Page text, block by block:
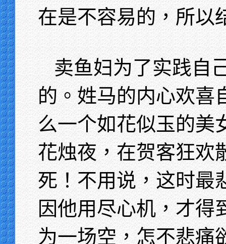
在是不容易的，所以
卖鱼妇为了实践自
的。姓马的内心欢喜
么一个如花似玉的美
花烛夜，在贺客狂欢
死！不用说，这时最
因他用尽心机，才得
为一场空，怎不悲痛